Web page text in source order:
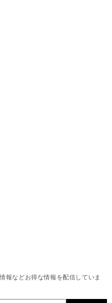
報などお得な情報を配信していま